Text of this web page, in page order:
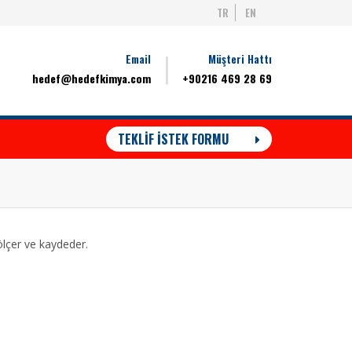
TR EN
Müşteri Hattı
+90216 469 28 69
Email
hedef@hedefkimya.com
TEKLİF İSTEK FORMU
ve kaydeder.